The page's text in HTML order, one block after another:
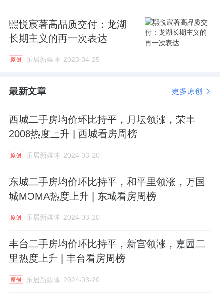
熙悦宸著高品质交付：龙湖
长期主义的再一次表达
原创 乐居新媒体 2023-04-25
最新文章 更多原创
西城二手房均价环比持平，月坛领涨，荣丰
2008热度上升 | 西城看房周榜
原创 乐居新媒体 2024-03-20
东城二手房均价环比持平，和平里领涨，万国
城MOMA热度上升 | 东城看房周榜
原创 乐居新媒体 2024-03-20
丰台二手房均价环比持平，新宫领涨，嘉园二
里热度上升 | 丰台看房周榜
原创 乐居新媒体 2024-03-20